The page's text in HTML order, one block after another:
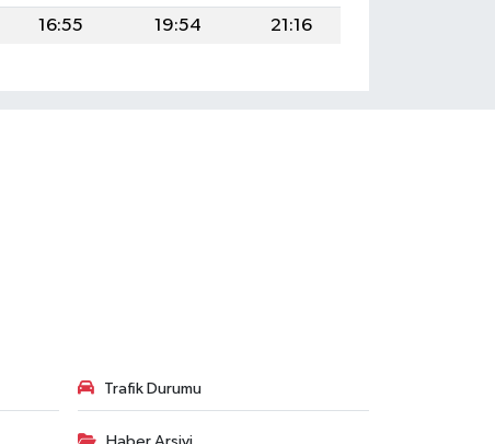
16:55 19:54 21:16
Trafik Durumu